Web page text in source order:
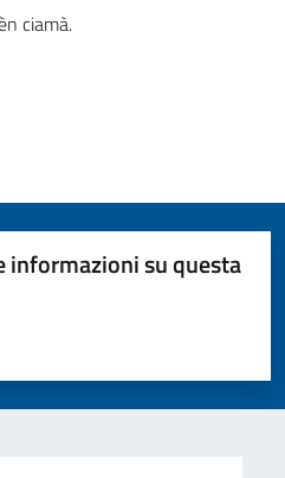
ciamà.
informazioni su questa
su 5
5